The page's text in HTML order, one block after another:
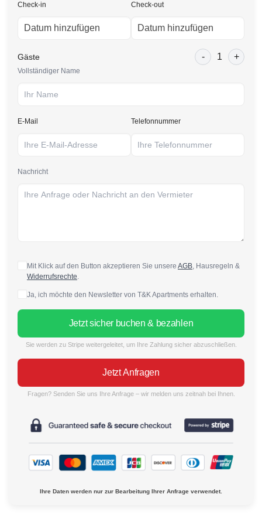
Check-in Check-out
Gäste - 1 +
Vollständiger Name
E-Mail Telefonnummer
Nachricht
Mit Klick auf den Button akzeptieren Sie unsere AGB, Hausregeln &
Widerrufsrechte.
Ja, ich möchte den Newsletter von T&K Apartments erhalten.
Jetzt sicher buchen & bezahlen
Sie werden zu Stripe weitergeleitet, um Ihre Zahlung sicher abzuschließen.
Jetzt Anfragen
Fragen? Senden Sie uns Ihre Anfrage – wir melden uns zeitnah bei Ihnen.
Ihre Daten werden nur zur Bearbeitung Ihrer Anfrage verwendet.